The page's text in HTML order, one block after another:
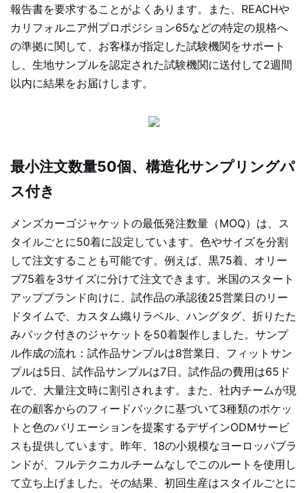
報告書を要求することがよくあります。また、REACHや
カリフォルニア州プロポジション65などの特定の規格へ
の準拠に関して、お客様が指定した試験機関をサポート
し、生​​地サンプルを認定された試験機関に送付して2週間
以内に結果をお届けします。
最小注文数量50個、構造化サンプリングパ
ス付き
メンズカーゴジャケットの最低発注数量（MOQ）は、ス
タイルごとに50着に設定しています。色やサイズを分割
して注文することも可能です。例えば、黒75着、オリー
ブ75着を3サイズに分けて注文できます。米国のスタート
アップブランド向けに、試作品の承認後25営業日のリー
ドタイムで、カスタム織りラベル、ハングタグ、折りたた
みパック付きのジャケットを50着製作しました。サンプ
ル作成の流れ：試作品サンプルは8営業日、フィットサン
プルは5日、試作品サンプルは7日。試作品の費用は65ド
ルで、大量注文時に割引されます。また、社内チームが現
在の顧客からのフィードバックに基づいて3種類のポケッ
トと色のバリエーションを提案するデザインODMサービ
スも提供しています。昨年、18の小規模なヨーロッパブラ
ンドが、フルテクニカルチームなしでこのルートを使用し
て立ち上げました。その結果、初回生産はスタイルごとに